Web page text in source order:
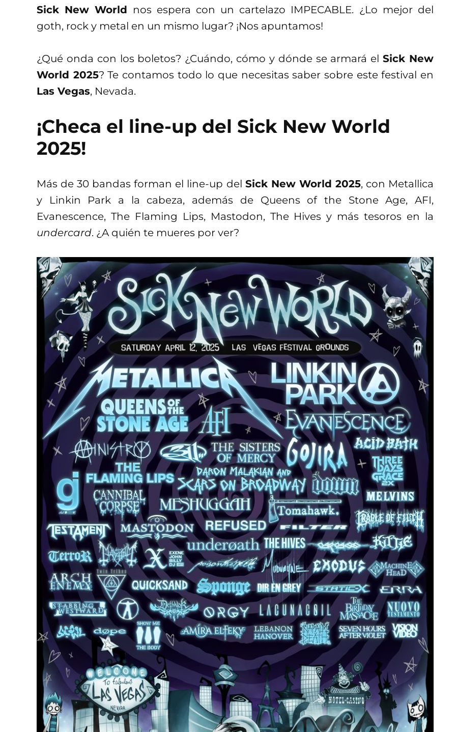
Sick New World nos espera con un cartelazo IMPECABLE. ¿Lo mejor del
goth, rock y metal en un mismo lugar? ¡Nos apuntamos!
¿Qué onda con los boletos? ¿Cuándo, cómo y dónde se armará elSick New
World 2025? Te contamos todo lo que necesitas saber sobre este festival en
Las Vegas, Nevada.
¡Checa el line-up del Sick New World
2025!
Más de 30 bandas forman el line-up del Sick New World 2025, con Metallica
y Linkin Park a la cabeza, además de Queens of the Stone Age, AFI,
Evanescence, The Flaming Lips, Mastodon, The Hives y más tesoros en la
undercard. ¿A quién te mueres por ver?